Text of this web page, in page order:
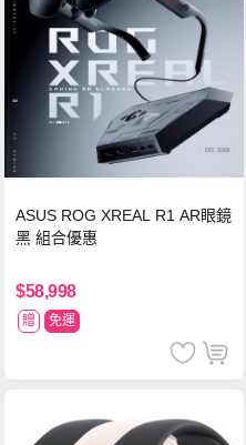
ASUS ROG XREAL R1 AR眼鏡
黑 組合優惠
$58,998
贈 免運